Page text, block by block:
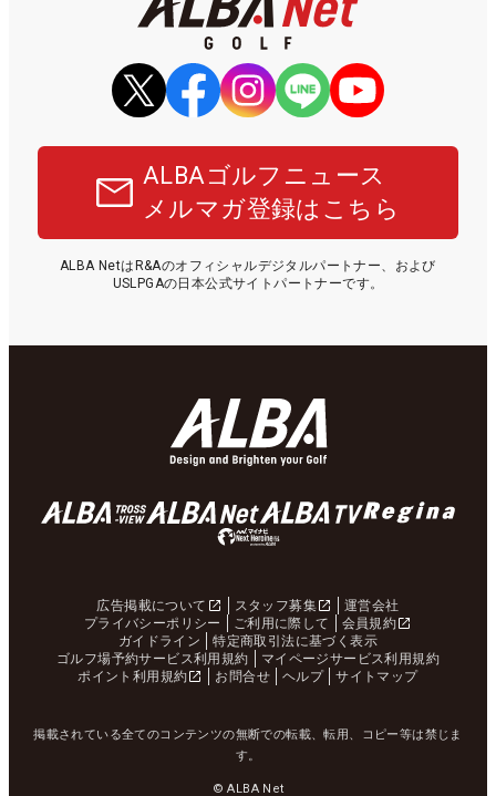
ALBAゴルフニュース
メルマガ登録はこちら
ALBA NetはR&Aのオフィシャルデジタルパートナー、および
USLPGAの日本公式サイトパートナーです。
広告掲載について スタッフ募集
運営会社
プライバシーポリシー
ご利用に際して
会員規約
ガイドライン
特定商取引法に基づく表示
ゴルフ場予約サービス利用規約
マイページサービス利用規約
ポイント利用規約
お問合せ ヘルプ サイトマップ
掲載されている全てのコンテンツの無断での転載、転用、コピー等は禁じま
す。
© ALBA Net